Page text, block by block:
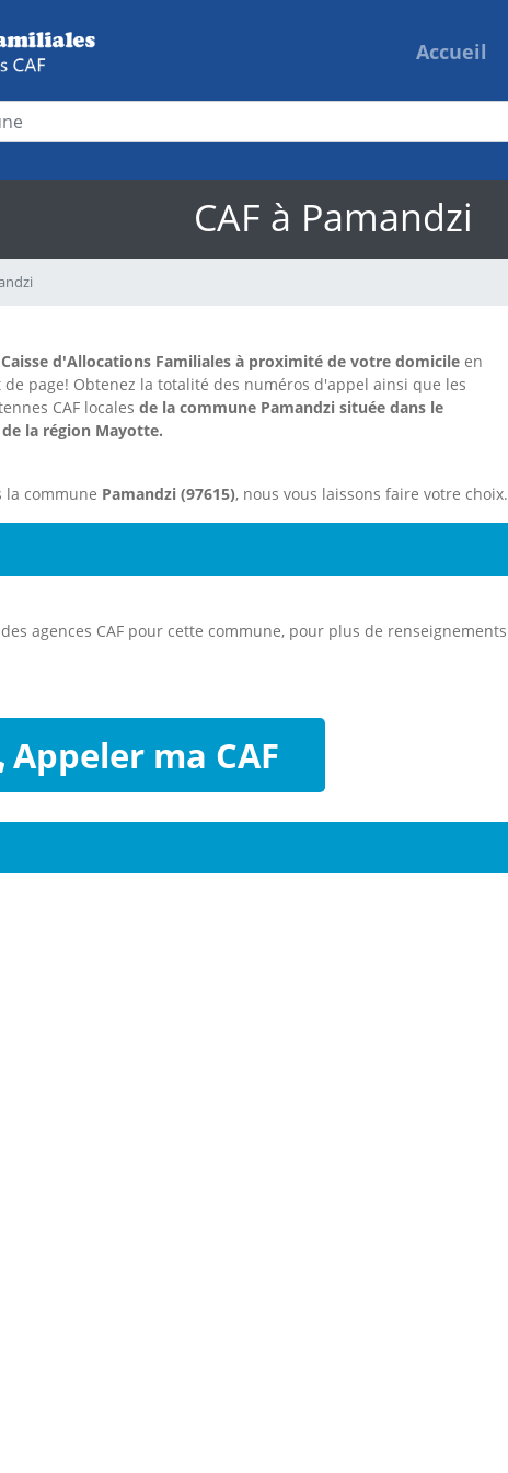
Accueil
CAF à Pamandzi
d'Allocations Familiales à proximité de votre domicile en
page! Obtenez la totalité des numéros d'appel ainsi que les
CAF locales de la commune Pamandzi située dans le
la région Mayotte.
la commune Pamandzi (97615), nous vous laissons faire votre choix.
agences CAF pour cette commune, pour plus de renseignements
Appeler ma CAF